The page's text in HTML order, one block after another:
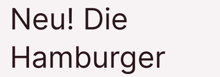
Neu! Die
Hamburger
Albstoffe